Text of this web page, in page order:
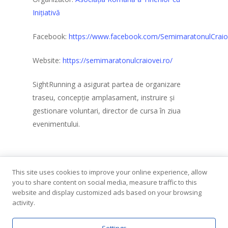
Inițiativă
Facebook: https://www.facebook.com/
Website: https://semimaratonulcraiovei.ro/
SightRunning a asigurat partea de organizare
traseu, concepție amplasament, instruire și
gestionare voluntari, director de cursa în ziua
evenimentului.
1×100
Înot în amonte
Contact
This site uses cookies to improve your online experience, allow
you to share content on social media, measure traffic to this
website and display customized ads based on your browsing
activity.